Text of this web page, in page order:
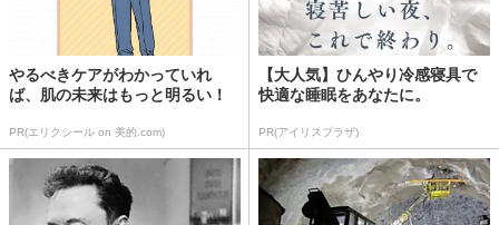
やるべきケアがわかっていれ
ば、肌の未来はもっと明るい！
PR(エリクシール on 美的.com)
【大人気】ひんやり冷感寝具で
快適な睡眠をあなたに。
PR(アイリスプラザ)